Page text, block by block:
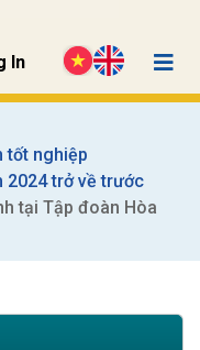
In
tốt nghiệp
2024 trở về trước
tại Tập đoàn Hòa